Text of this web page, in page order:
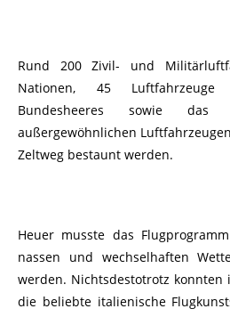
Rund 200 Zivil- und
Nationen, 45 Luftfahrzeuge
Bundesheeres sowie
außergewöhnlichen
Zeltweg bestaunt werden.
Heuer musste das
nassen und wechselhaften
werden. Nichtsdestotrotz konnten
die beliebte italienische